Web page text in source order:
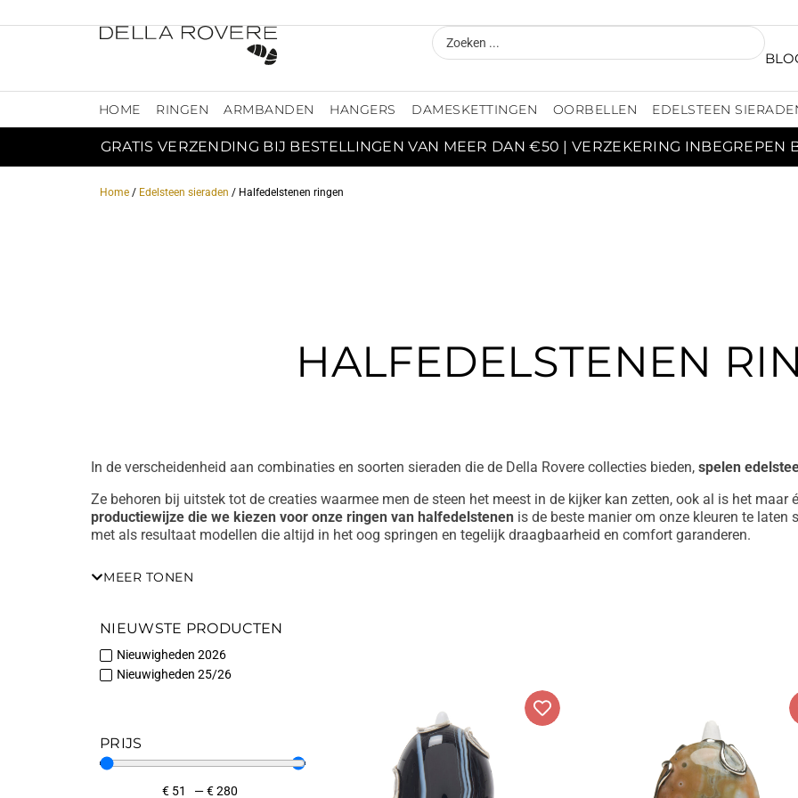
HOME RINGEN ARMBANDEN HANGERS DAMESKETTINGEN OORBELLEN EDELSTEEN
GRATIS VERZENDING BIJ BESTELLINGEN VAN MEER DAN €50 | VERZEKERING
Home / Edelsteen sieraden / Halfedelstenen ringen
HALFEDELSTENEN
In de verscheidenheid aan combinaties en soorten sieraden die de Della Rovere collecties bieden, spelen
Ze behoren bij uitstek tot de creaties waarmee men de steen het meest in de kijker kan zetten, ook al is het maar
productiewijze die we kiezen voor onze ringen van halfedelstenen is de beste manier om onze kleuren te laten
met als resultaat modellen die altijd in het oog springen en tegelijk draagbaarheid en comfort garanderen.
beschikbare modellen uitzetbaar. De maat is dus geen probleem, want u kunt uw aankoop zorgvuldig aanpassen
beschikbaar maken op onze site.
Naast tientallen modellen in steen of zelfs gemaakt van ruwe mineralen, vind je ook een brede selectie
De schoonheid van de barokparels die we gebruiken, in hun bijzondere onregelmatige vormen, komt zowel tot
rond de enkele parel zijn ontwikkeld, voor modellen die altijd geschikt zijn voor speciale gelegenheden.
Maar we laten het plezier van het ontdekken van onze hele catalogus aan jou over: je zult stenen en modellen
veel van de ringen die je kunt bekijken limited edition of unieke stukken zijn, individueel ontwikkeld rond niet-
waarde die ze nog specialer maakt.
MEER TONEN
NIEUWSTE PRODUCTEN
Nieuwigheden 2026
Nieuwigheden 25/26
PRIJS
€ 51 —€280